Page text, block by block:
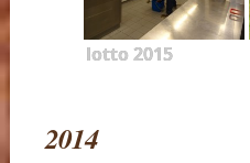
lotto 2015
2014